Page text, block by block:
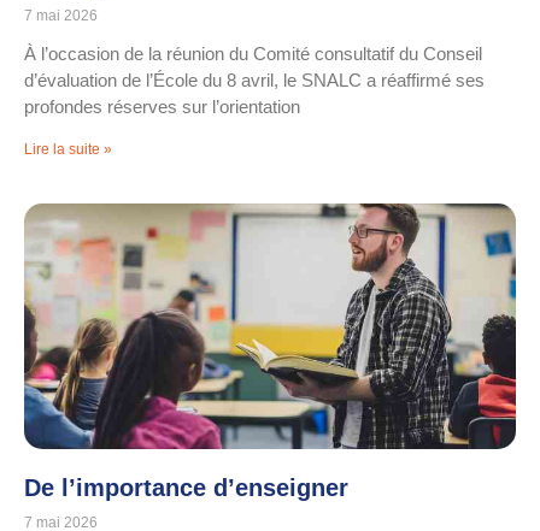
7 mai 2026
À l’occasion de la réunion du Comité consultatif du Conseil
d’évaluation de l’École du 8 avril, le SNALC a réaffirmé ses
profondes réserves sur l’orientation
Lire la suite »
De l’importance d’enseigner
7 mai 2026